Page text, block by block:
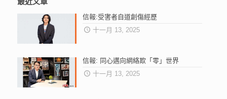
Services
信報:受害者自道創傷經歷
十一月 13, 2025
信報: 同心邁向網絡欺「零」世界
十一月 13, 2025